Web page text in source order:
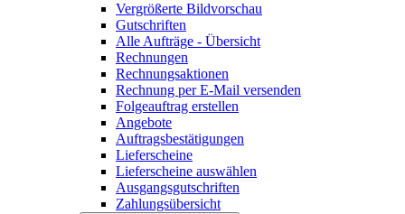
Vergrößerte Bildvorschau
Gutschriften
Alle Aufträge - Übersicht
Rechnungen
Rechnungsaktionen
Rechnung per E-Mail versenden
Folgeauftrag erstellen
Angebote
Auftragsbestätigungen
Lieferscheine
Lieferscheine auswählen
Ausgangsgutschriften
Zahlungsübersicht